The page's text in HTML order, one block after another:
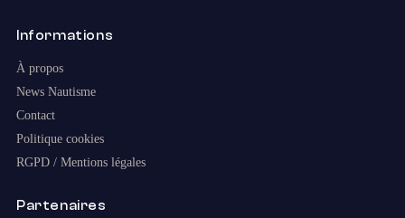
Informations
À propos
News Nautisme
Contact
Politique cookies
RGPD / Mentions légales
Partenaires